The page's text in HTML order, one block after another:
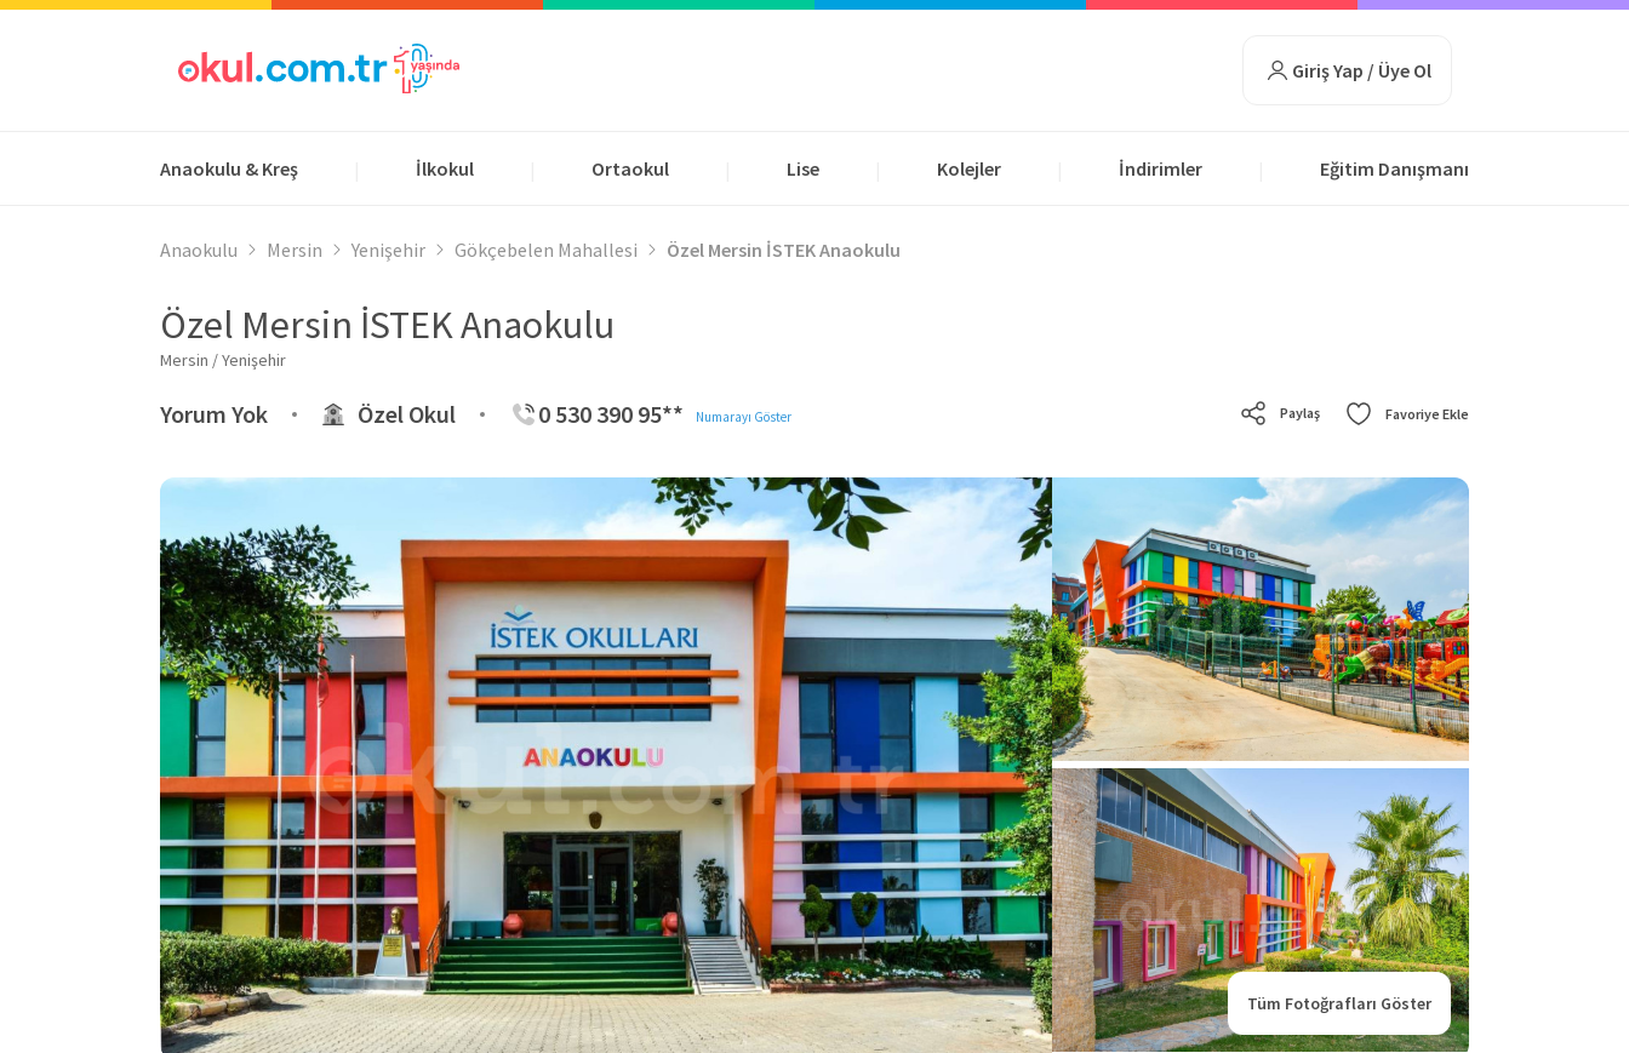
Giriş Yap / Üye Ol
Anaokulu & Kreş İlkokul Ortaokul Lise Kolejler İndirimler Eğitim Danışmanı
Anaokulu Mersin Yenişehir Gökçebelen Mahallesi Özel Mersin İSTEK Anaokulu
Özel Mersin İSTEK Anaokulu
Mersin / Yenişehir
Favoriye Ekle
Paylaş
Yorum Yok Özel Okul 0 530 390 95** Numarayı Göster
Tüm Fotoğrafları Göster